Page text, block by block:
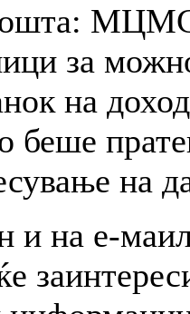
МЦМС
за
на
беше
на
и на е-маил